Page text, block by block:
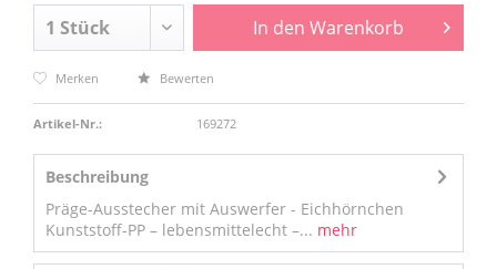
In den Warenkorb
Merken Bewerten
Artikel-Nr.: 169272
Beschreibung
Präge-Ausstecher mit Auswerfer - Eichhörnchen
Kunststoff-PP – lebensmittelecht –... mehr